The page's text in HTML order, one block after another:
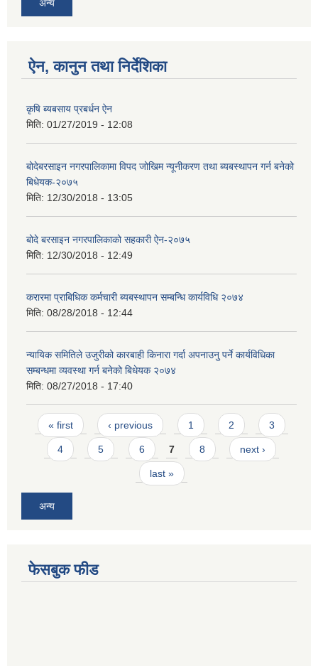
अन्य
ऐन, कानुन तथा निर्देशिका
कृषि ब्यबसाय प्रबर्धन ऐन
मिति: 01/27/2019 - 12:08
बोदेबरसाइन नगरपालिकामा विपद जोखिम न्यूनीकरण तथा ब्यबस्थापन गर्न बनेको
बिधेयक-२०७५
मिति: 12/30/2018 - 13:05
बोदे बरसाइन नगरपालिकाको सहकारी ऐन-२०७५
मिति: 12/30/2018 - 12:49
करारमा प्राबिधिक कर्मचारी ब्यबस्थापन सम्बन्धि कार्यविधि २०७४
मिति: 08/28/2018 - 12:44
न्यायिक समितिले उजुरीको कारबाही किनारा गर्दा अपनाउनु पर्ने कार्यविधिका
सम्बन्धमा व्यवस्था गर्न बनेको बिधेयक २०७४
मिति: 08/27/2018 - 17:40
Pages
« first ‹ previous 1 2 3
4 5 6 7 8 next ›
last »
अन्य
फेसबुक फीड